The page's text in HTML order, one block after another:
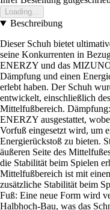
Loading...
Beschreibung
Dieser Schuh bietet
seine Konkurrenten in
ENERZY und das
Dämpfung und einen
erlebt haben. Der Schuh
entwickelt, einschließlich
Mittelfußbereich.
ENERZY ausgestattet,
Vorfuß eingesetzt wird, um
Energierückstoß zu bieten.
äußeren Seite des
die Stabilität beim Spielen
Mittelfußbereich ist mit
zusätzliche Stabilität beim
Fuß: Eine neue Form wird
Halbhoch-Bau, was das